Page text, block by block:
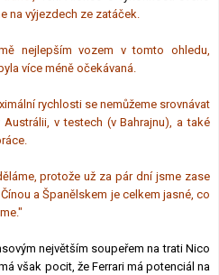
na výjezdech ze zatáček.
nejlepším vozem v tomto ohledu,
více méně očekávaná.
rychlosti se nemůžeme srovnávat
v testech (v Bahrajnu), a také
protože už za pár dní jsme zase
a Španělskem je celkem jasné, co
největším soupeřem na trati Nico
však pocit, že Ferrari má potenciál na